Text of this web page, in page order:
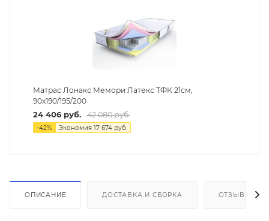
Матрас Лонакс Мемори Латекс ТФК 21см,
90х190/195/200
24 406руб. 42 080руб.
-42% Экономия 17 674руб.
ОПИСАНИЕ ДОСТАВКА И СБОРКА ОТЗЫВЫ